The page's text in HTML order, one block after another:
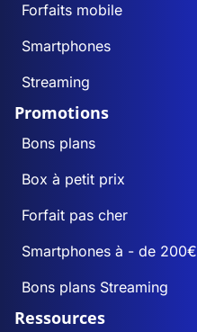
Forfaits mobile
Smartphones
Streaming
Promotions
Bons plans
Box à petit prix
Forfait pas cher
Smartphones à - de 200€
Bons plans Streaming
Ressources